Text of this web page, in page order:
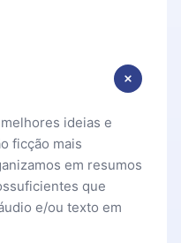
ideias e
ficção mais
em resumos
que
e/ou texto em